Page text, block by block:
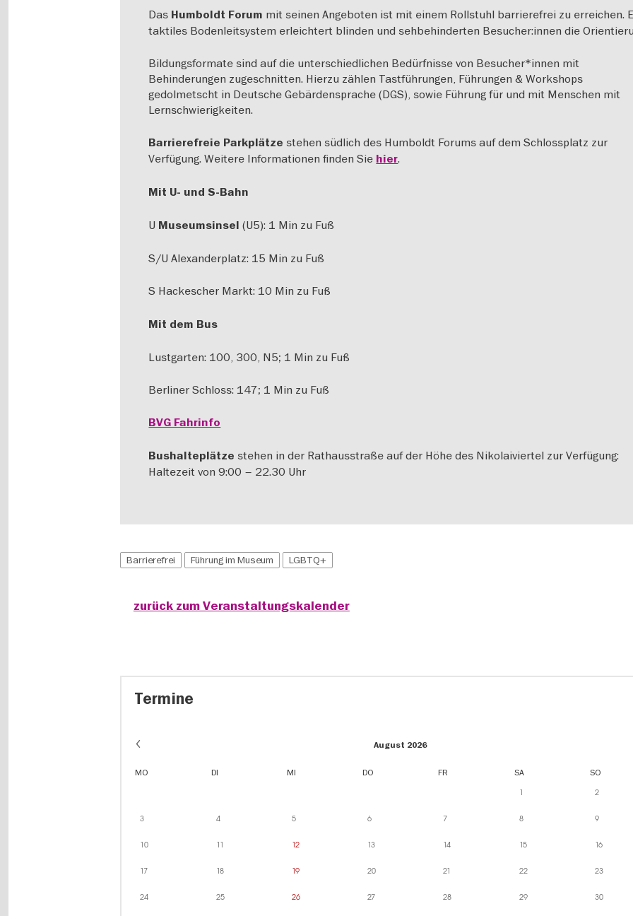
Das Humboldt Forum mit seinen Angeboten ist mit einem Rollstuhl barrierefrei zu erreichen.
taktiles Bodenleitsystem erleichtert blinden und sehbehinderten Besucher:innen die
Bildungsformate sind auf die unterschiedlichen Bedürfnisse von Besucher*innen mit
Behinderungen zugeschnitten. Hierzu zählen Tastführungen, Führungen & Workshops
gedolmetscht in Deutsche Gebärdensprache (DGS), sowie Führung für und mit Menschen mit
Lernschwierigkeiten.
Barrierefreie Parkplätze stehen südlich des Humboldt Forums auf dem Schlossplatz zur
Verfügung. Weitere Informationen finden Sie hier.
Mit U- und S-Bahn
U Museumsinsel(U5): 1 Min zu Fuß
S/U Alexanderplatz: 15 Min zu Fuß
S Hackescher Markt: 10 Min zu Fuß
Mit dem Bus
Lustgarten: 100, 300, N5; 1 Min zu Fuß
Berliner Schloss: 147; 1 Min zu Fuß
BVG Fahrinfo
Bushalteplätze stehen in der Rathausstraße auf der Höhe des Nikolaiviertel zur Verfügung:
Haltezeit von 9:00 – 22.30 Uhr
Barrierefrei Führung im Museum LGBTQ+
zurück zum Veranstaltungskalender
Termine
August 2026
MO DI MI DO FR SA SO
1 2
3 4 5 6 7 8 9
10 11 12 13 14 15 16
17 18 19 20 21 22 23
24 25 26 27 28 29 30